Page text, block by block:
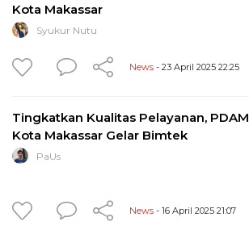
Kota Makassar
Syukur Nutu
News - 23 April 2025 22:25
Tingkatkan Kualitas Pelayanan, PDAM
Kota Makassar Gelar Bimtek
PaUs
News - 16 April 2025 21:07